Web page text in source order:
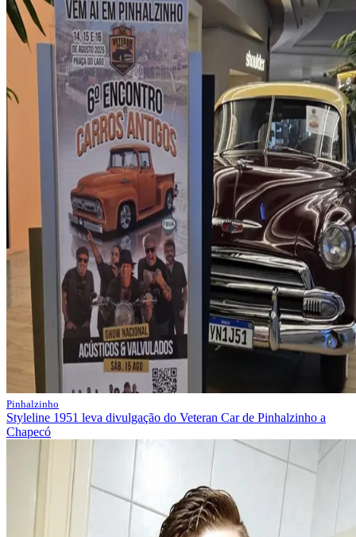
Pinhalzinho
Styleline 1951 leva divulgação do Veteran Car de Pinhalzinho a
Chapecó